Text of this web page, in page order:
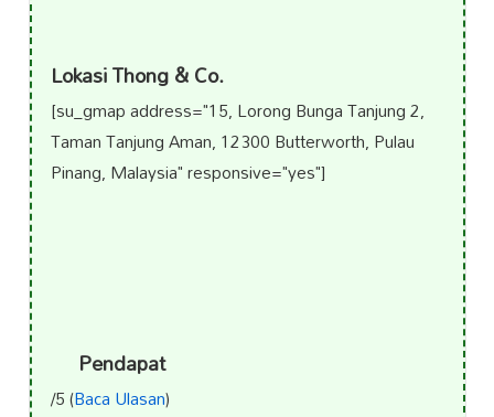
Lokasi Thong & Co.
[su_gmap address="15, Lorong Bunga Tanjung 2,
Taman Tanjung Aman, 12300 Butterworth, Pulau
Pinang, Malaysia" responsive="yes"]
Pendapat
/5 (Baca Ulasan)